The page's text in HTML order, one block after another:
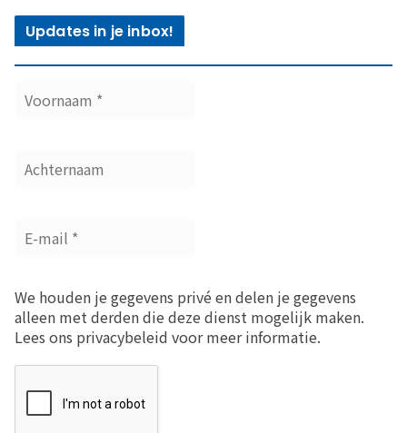
Updates in je inbox!
We houden je gegevens privé en delen je gegevens
alleen met derden die deze dienst mogelijk maken.
Lees ons privacybeleid voor meer informatie.